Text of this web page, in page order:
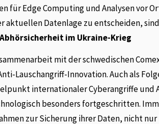
für Edge Computing und Analysen vor
aktuellen Datenlage zu entscheiden,
Abhörsicherheit im Ukraine-Krieg
mit der schwedischen
Lauschangriff-Innovation. Auch als
internationaler Cyberangriffe und
besonders fortgeschritten.
zur Sicherung ihrer Daten, nicht